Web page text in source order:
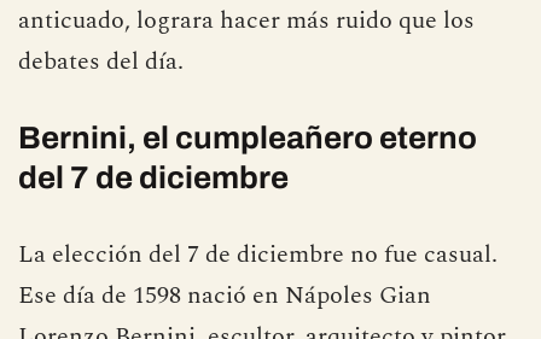
anticuado, lograra hacer más ruido que los
debates del día.
Bernini, el cumpleañero eterno
del 7 de diciembre
La elección del 7 de diciembre no fue casual.
Ese día de 1598 nació en Nápoles Gian